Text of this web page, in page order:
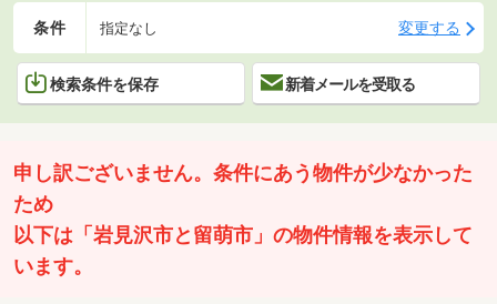
条件 指定なし 変更する
検索条件を保存 新着メールを受取る
申し訳ございません。条件にあう物件が少なかった
ため
以下は「岩見沢市と留萌市」の物件情報を表示して
います。